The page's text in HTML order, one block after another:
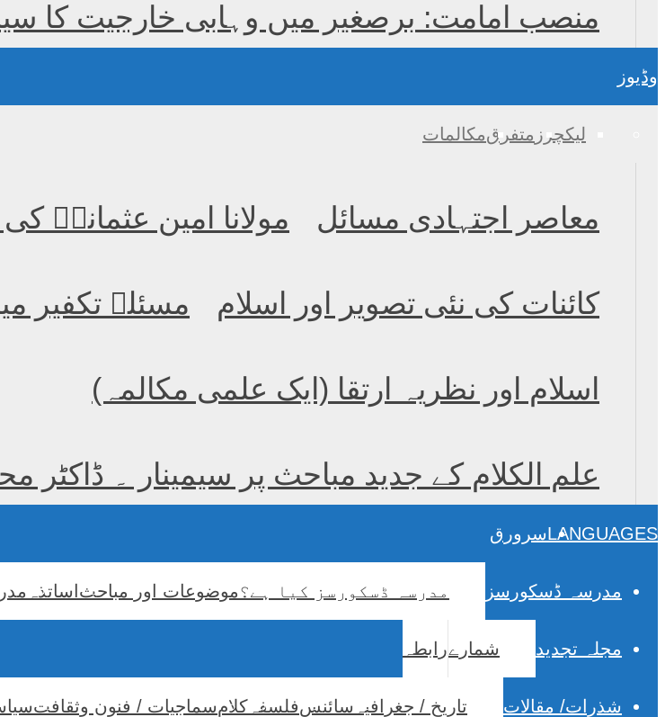
منصب امامت: برصغیر میں وہابی خارجیت کا
وڈیوز
لیکچرز متفرقمکالمات
معاصر اجتہادی مسائل مولانا امین عثمانیؒ
کائنات کی نئی تصویر اور اسلام مسئلہ تکفیر
اسلام اور نظریہ ارتقا (ایک علمی مکالمہ)
علم الکلام کے جدید مباحث پر سیمینار ۔ ڈاکٹر
LANGUAGESسرورق
مدرسہ ڈسکورسز مدرسہ ڈسکورسز کیا ہے؟موضوعات اور مباحثاساتذہ
مجلہ تجدید شمارےرابطہ
شذرات/ مقالات تاریخ / جغرافیہ سائنسفلسفہ کلامسماجیات / فنون وثقافت